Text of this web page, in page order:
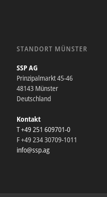
STANDORT MÜNSTER
SSP AG
Prinzipalmarkt 45-46
48143 Münster
Deutschland
Kontakt
T +49 251 609701-0
F +49 234 30709-1011
info@ssp.ag